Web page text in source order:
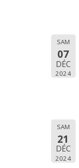
SAM
07
DÉC
2024
SAM
21
DÉC
2024